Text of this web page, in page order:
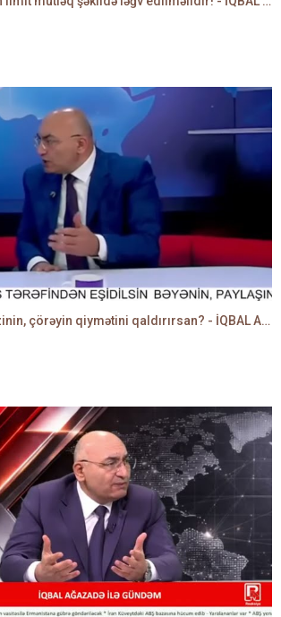
Sən kimsən ki, benzinin, çörəyin qiymətini qaldırırsan? - İQBAL AĞAZADƏ